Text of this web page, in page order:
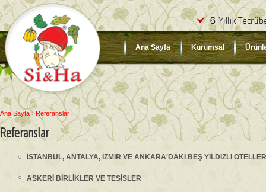
Ana Sayfa Kurumsal
Ana Sayfa›Referanslar
Referanslar
İSTANBUL, ANTALYA, İZMİR VE ANKARA'DAKİ BEŞ YILDIZLI
ASKERİ BİRLİKLER VE TESİSLER